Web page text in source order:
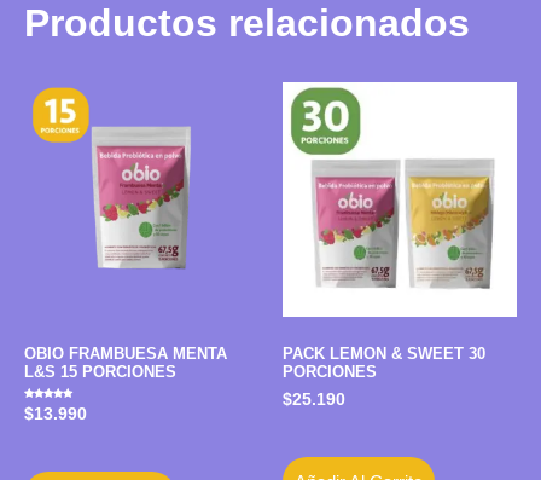
Productos relacionados
OBIO FRAMBUESA MENTA
L&S 15 PORCIONES
Valorado
con
$13.990
PACK LEMON & SWEET 30
PORCIONES
$25.190